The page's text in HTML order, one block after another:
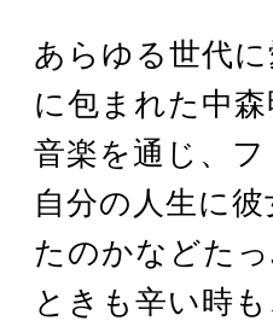
あらゆる世代
に包まれた中
音楽を通じ、
自分の人生に
たのかなどた
ときも辛い時